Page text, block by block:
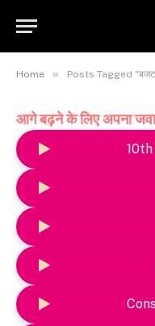
Home » Posts Tagged
आगे बढ़ने के लिए अपना
10th